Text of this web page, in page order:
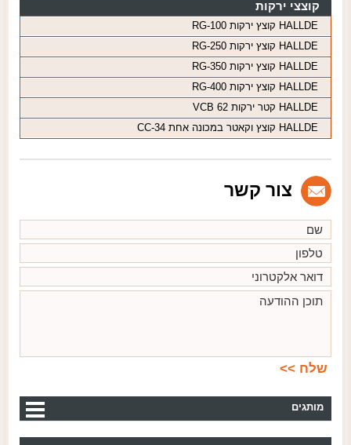
קוצצי ירקות
HALLDE קוצץ ירקות RG-100
HALLDE קוצץ ירקות RG-250
HALLDE קוצץ ירקות RG-350
HALLDE קוצץ ירקות RG-400
HALLDE קטר ירקות VCB 62
HALLDE קוצץ וקאטר במכונה אחת CC-34
צור קשר
מותגים